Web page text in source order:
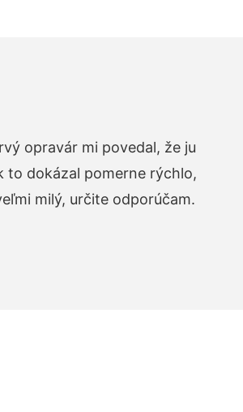
opravár mi povedal, že ju
to dokázal pomerne rýchlo,
milý, určite odporúčam.